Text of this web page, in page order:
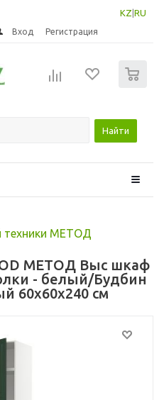
KZ RU
Вход Регистрация
Найти
техники МЕТОД
МЕТОД Выс шкаф
- белый/Будбин
60x60x240 см